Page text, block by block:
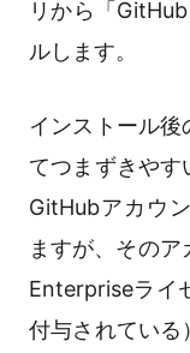
リから「
ルします。
インストール
てつまずきや
GitHubアカウ
ますが、その
Enterpriseライ
付与されている